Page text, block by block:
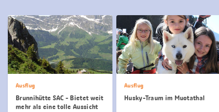
Ausflug
Brunnihütte SAC - Bietet weit
mehr als eine tolle Aussicht
Ausflug
Husky-Traum im Muotathal